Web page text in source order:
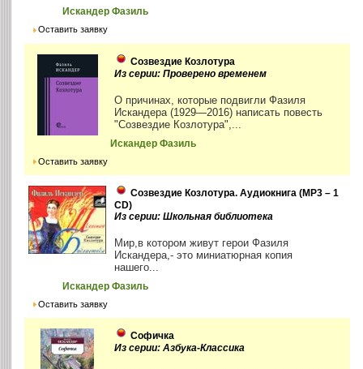
Искандер Фазиль
Оставить заявку
Созвездие Козлотура
Из серии: Проверено временем
О причинах, которые подвигли Фазиля
Искандера (1929—2016) написать повесть
"Созвездие Козлотура",...
Искандер Фазиль
Оставить заявку
Созвездие Козлотура. Аудиокнига (MP3 – 1
CD)
Из серии: Школьная библиотека
Мир,в котором живут герои Фазиля
Искандера,- это миниатюрная копия
нашего...
Искандер Фазиль
Оставить заявку
Софичка
Из серии: Азбука-Классика